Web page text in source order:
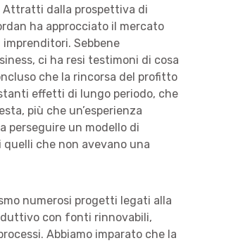
dalla prospettiva di
ha approcciato il mercato
Sebbene
ci ha resi testimoni di cosa
che la rincorsa del profitto
effetti di lungo periodo, che
più che un’esperienza
perseguire un modello di
che non avevano una
numerosi progetti legati alla
con fonti rinnovabili,
Abbiamo imparato che la